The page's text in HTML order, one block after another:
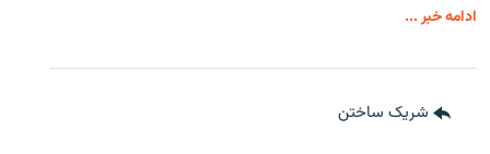
ادامه خبر ...
شریک ساختن